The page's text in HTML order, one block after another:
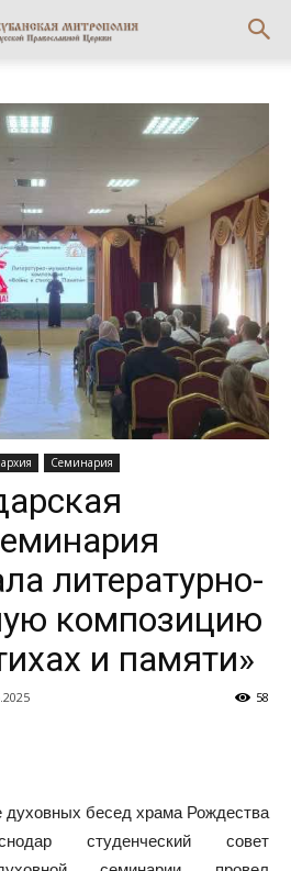
Семинария
литературно-
композицию
и памяти»
58
духовных бесед храма Рождества
студенческий совет